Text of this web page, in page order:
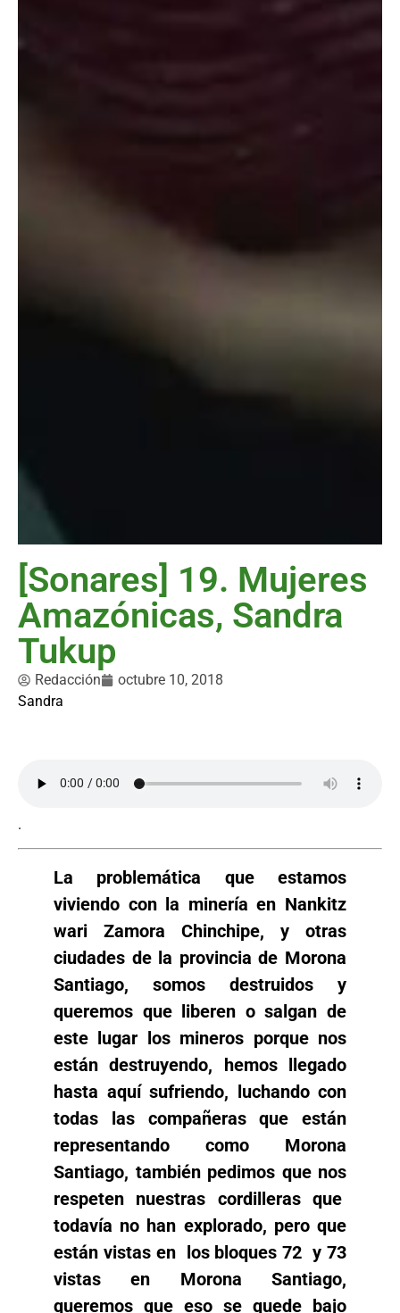
[Sonares] 19. Mujeres
Amazónicas, Sandra
Tukup
Redacción
octubre 10, 2018
Sandra
.
La problemática que estamos
viviendo con la minería en Nankitz
wari Zamora Chinchipe, y otras
ciudades de la provincia de Morona
Santiago, somos destruidos y
queremos que liberen o salgan de
este lugar los mineros porque nos
están destruyendo, hemos llegado
hasta aquí sufriendo, luchando con
todas las compañeras que están
representando como Morona
Santiago, también pedimos que nos
respeten nuestras cordilleras que
todavía no han explorado, pero que
están vistas en los bloques 72 y 73
vistas en Morona Santiago,
queremos que eso se quede bajo